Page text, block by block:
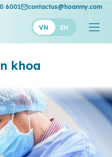
6001 contactus@hoanmy.com
VN EN
Mỹ
Phúc
Mỹ
khoa